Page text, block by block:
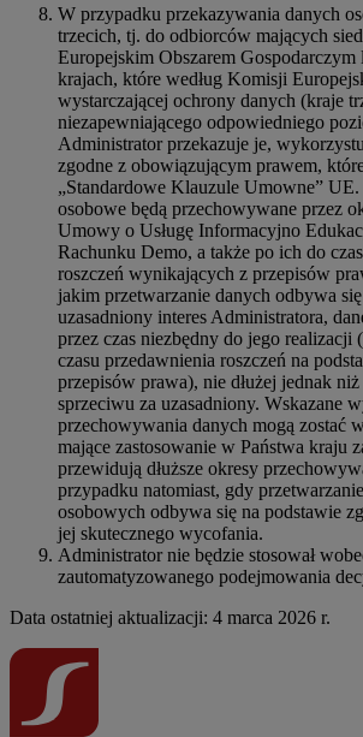
W przypadku przekazywania danych
trzecich, tj. do odbiorców mających
Europejskim Obszarem
krajach, które według Komisji
wystarczającej ochrony danych (kraje
niezapewniającego odpowiedniego
Administrator przekazuje je,
zgodne z obowiązującym prawem,
„Standardowe Klauzule Umowne” UE.
osobowe będą przechowywane przez
Umowy o Usługę Informacyjno
Rachunku Demo, a także po ich do
roszczeń wynikających z przepisów
jakim przetwarzanie danych odbywa
uzasadniony interes Administratora,
przez czas niezbędny do jego realizacji
czasu przedawnienia roszczeń na
przepisów prawa), nie dłużej jednak
sprzeciwu za uzasadniony. Wskazane
przechowywania danych mogą zostać
mające zastosowanie w Państwa kraju
przewidują dłuższe okresy
przypadku natomiast, gdy
osobowych odbywa się na podstawie
jej skutecznego wycofania.
Administrator nie będzie stosował
zautomatyzowanego podejmowania
Data ostatniej aktualizacji: 4 marca 2026 r.